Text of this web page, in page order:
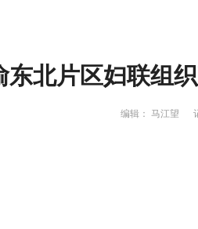
东北片区妇联组
编辑： 马江望